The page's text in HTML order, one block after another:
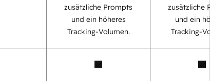
zusätzliche Prompts
und ein höheres
Tracking-Volumen.
zusätzliche
und ein
Tracking-